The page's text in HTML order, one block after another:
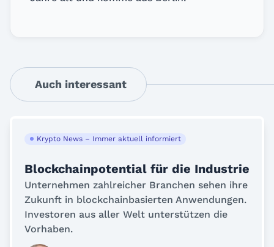
Auch interessant
Krypto News – Immer aktuell informiert
Blockchainpotential für die Industrie
Unternehmen zahlreicher Branchen sehen ihre
Zukunft in blockchainbasierten Anwendungen.
Investoren aus aller Welt unterstützen die
Vorhaben.